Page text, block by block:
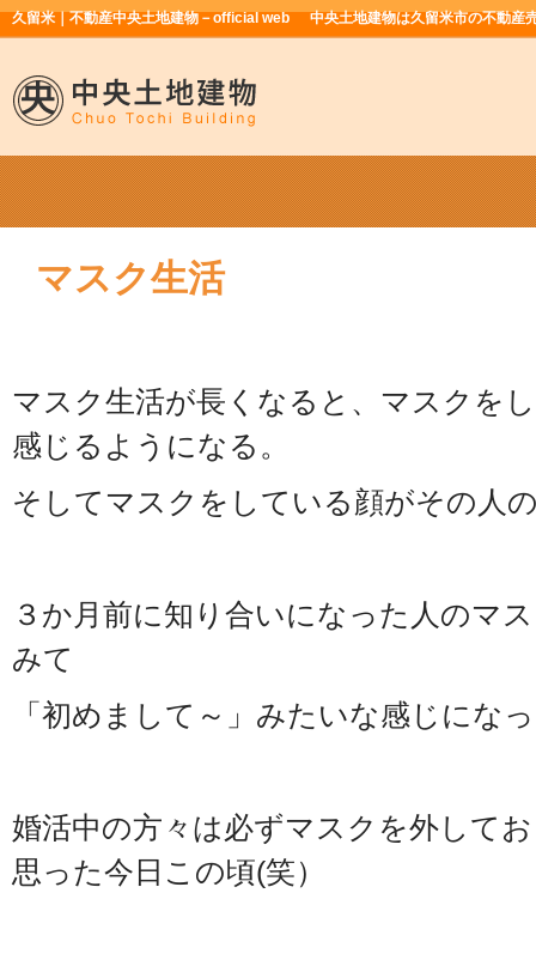
久留米｜不動産中央土地建物－official web 中央土地建物は久留米市の不動産
マスク生活
マスク生活が長くなると、マスクを
感じるようになる。
そしてマスクをしている顔がその人
３か月前に知り合いになった人のマ
みて
「初めまして～」みたいな感じにな
婚活中の方々は必ずマスクを外して
思った今日この頃(笑）